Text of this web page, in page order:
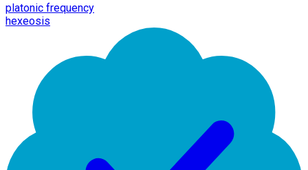
platonic frequency
hexeosis